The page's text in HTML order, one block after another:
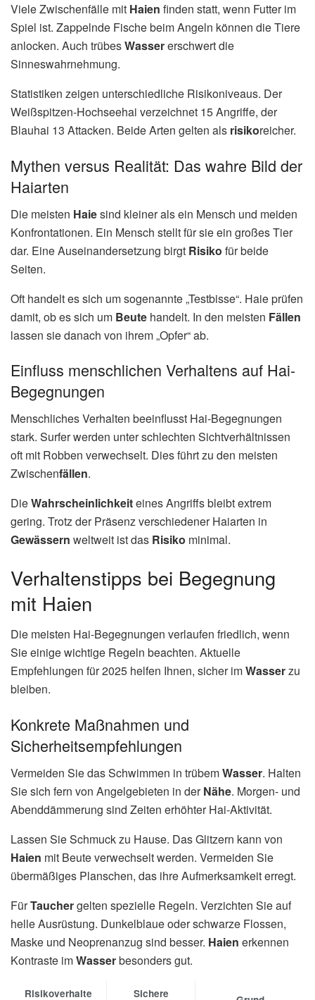
Viele Zwischenfälle mit Haien finden statt, wenn Futter im
Spiel ist. Zappelnde Fische beim Angeln können die Tiere
anlocken. Auch trübesWassererschwert die
Sinneswahrnehmung.
Statistiken zeigen unterschiedliche Risikoniveaus. Der
Weißspitzen-Hochseehai verzeichnet 15 Angriffe, der
Blauhai 13 Attacken. Beide Arten gelten als risikoreicher.
Mythen versus Realität: Das wahre Bild der
Haiarten
Die meisten Haiesind kleiner als ein Mensch und meiden
Konfrontationen. Ein Mensch stellt für sie ein großes Tier
dar. Eine Auseinandersetzung birgt Risiko für beide
Seiten.
Oft handelt es sich um sogenannte „Testbisse“. Haie prüfen
damit, ob es sich um Beute handelt. In den meisten Fällen
lassen sie danach von ihrem „Opfer“ ab.
Einfluss menschlichen Verhaltens auf Hai-
Begegnungen
Menschliches Verhalten beeinflusst Hai-Begegnungen
stark. Surfer werden unter schlechten Sichtverhältnissen
oft mit Robben verwechselt. Dies führt zu den meisten
Zwischenfällen.
DieWahrscheinlichkeiteines Angriffs bleibt extrem
gering. Trotz der Präsenz verschiedener Haiarten in
Gewässern weltweit ist das Risiko minimal.
Verhaltenstipps bei Begegnung
mit Haien
Die meisten Hai-Begegnungen verlaufen friedlich, wenn
Sie einige wichtige Regeln beachten. Aktuelle
Empfehlungen für 2025 helfen Ihnen, sicher imWasserzu
bleiben.
Konkrete Maßnahmen und
Sicherheitsempfehlungen
Vermeiden Sie das Schwimmen in trübemWasser. Halten
Sie sich fern von Angelgebieten in derNähe. Morgen- und
Abenddämmerung sind Zeiten erhöhter Hai-Aktivität.
Lassen Sie Schmuck zu Hause. Das Glitzern kann von
Haien mit Beute verwechselt werden. Vermeiden Sie
übermäßiges Planschen, das ihre Aufmerksamkeit erregt.
FürTauchergelten spezielle Regeln. Verzichten Sie auf
helle Ausrüstung. Dunkelblaue oder schwarze Flossen,
Maske und Neoprenanzug sind besser. Haien erkennen
Kontraste imWasserbesonders gut.
Risikoverhalte
Sichere